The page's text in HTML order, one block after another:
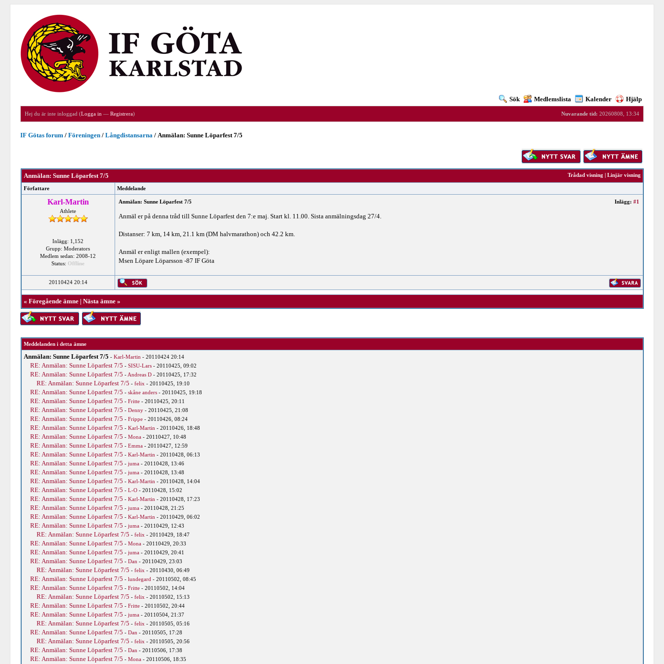
Sök Medlemslista Kalender Hjälp
Nuvarande tid: 20260808, 13:34
Hej du är inte inloggad (Logga in —Registrera)
IF Götas forum /Föreningen /Långdistansarna /Anmälan: Sunne Löparfest 7/5
Trådad visning | Linjär visning
Anmälan: Sunne Löparfest 7/5
Författare Meddelande
Karl-Martin
Athlete
Inlägg: 1,152
Grupp: Moderators
Medlem sedan: 2008-12
Status: Offline
Inlägg: #1
Anmälan: Sunne Löparfest 7/5
Anmäl er på denna tråd till Sunne Löparfest den 7:e maj. Start kl. 11.00. Sista anmälningsdag 27/4.
Distanser: 7 km, 14 km, 21.1 km (DM halvmarathon) och 42.2 km.
Anmäl er enligt mallen (exempel):
Msen Löpare Löparsson -87 IF Göta
20110424 20:14
« Föregående ämne| Nästa ämne»
Meddelanden i detta ämne
Anmälan: Sunne Löparfest 7/5 - Karl-Martin - 20110424 20:14
RE: Anmälan: Sunne Löparfest 7/5 - SISU-Lars- 20110425, 09:02
RE: Anmälan: Sunne Löparfest 7/5 - Andreas D- 20110425, 17:32
RE: Anmälan: Sunne Löparfest 7/5 - felix - 20110425, 19:10
RE: Anmälan: Sunne Löparfest 7/5 - skåne anders- 20110425, 19:18
RE: Anmälan: Sunne Löparfest 7/5 - Fritte- 20110425, 20:11
RE: Anmälan: Sunne Löparfest 7/5 - Denny- 20110425, 21:08
RE: Anmälan: Sunne Löparfest 7/5 - Frippe- 20110426, 08:24
RE: Anmälan: Sunne Löparfest 7/5 - Karl-Martin - 20110426, 18:48
RE: Anmälan: Sunne Löparfest 7/5 - Mona- 20110427, 10:48
RE: Anmälan: Sunne Löparfest 7/5 - Emma- 20110427, 12:59
RE: Anmälan: Sunne Löparfest 7/5 - Karl-Martin - 20110428, 06:13
RE: Anmälan: Sunne Löparfest 7/5 - juma- 20110428, 13:46
RE: Anmälan: Sunne Löparfest 7/5 - juma- 20110428, 13:48
RE: Anmälan: Sunne Löparfest 7/5 - Karl-Martin - 20110428, 14:04
RE: Anmälan: Sunne Löparfest 7/5 - L-O- 20110428, 15:02
RE: Anmälan: Sunne Löparfest 7/5 - Karl-Martin - 20110428, 17:23
RE: Anmälan: Sunne Löparfest 7/5 - juma- 20110428, 21:25
RE: Anmälan: Sunne Löparfest 7/5 - Karl-Martin - 20110429, 06:02
RE: Anmälan: Sunne Löparfest 7/5 - juma- 20110429, 12:43
RE: Anmälan: Sunne Löparfest 7/5 - felix - 20110429, 18:47
RE: Anmälan: Sunne Löparfest 7/5 - Mona- 20110429, 20:33
RE: Anmälan: Sunne Löparfest 7/5 - juma- 20110429, 20:41
RE: Anmälan: Sunne Löparfest 7/5 - Dan - 20110429, 23:03
RE: Anmälan: Sunne Löparfest 7/5 - felix - 20110430, 06:49
RE: Anmälan: Sunne Löparfest 7/5 - lundegard - 20110502, 08:45
RE: Anmälan: Sunne Löparfest 7/5 - Fritte- 20110502, 14:04
RE: Anmälan: Sunne Löparfest 7/5 - felix - 20110502, 15:13
RE: Anmälan: Sunne Löparfest 7/5 - Fritte- 20110502, 20:44
RE: Anmälan: Sunne Löparfest 7/5 - juma- 20110504, 21:37
RE: Anmälan: Sunne Löparfest 7/5 - felix - 20110505, 05:16
RE: Anmälan: Sunne Löparfest 7/5 - Dan - 20110505, 17:28
RE: Anmälan: Sunne Löparfest 7/5 - felix - 20110505, 20:56
RE: Anmälan: Sunne Löparfest 7/5 - Dan - 20110506, 17:38
RE: Anmälan: Sunne Löparfest 7/5 - Mona- 20110506, 18:35